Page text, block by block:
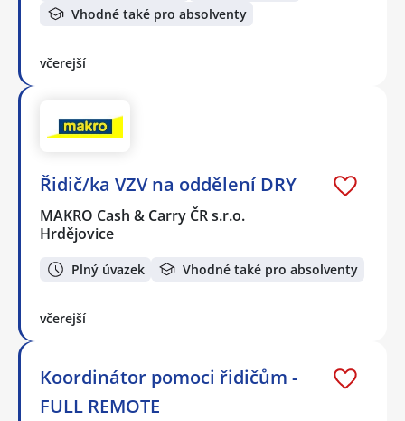
Vhodné také pro absolventy
včerejší
Řidič/ka VZV na oddělení DRY
MAKRO Cash & Carry ČR s.r.o.
Hrdějovice
Plný úvazek Vhodné také pro absolventy
včerejší
Koordinátor pomoci řidičům -
FULL REMOTE